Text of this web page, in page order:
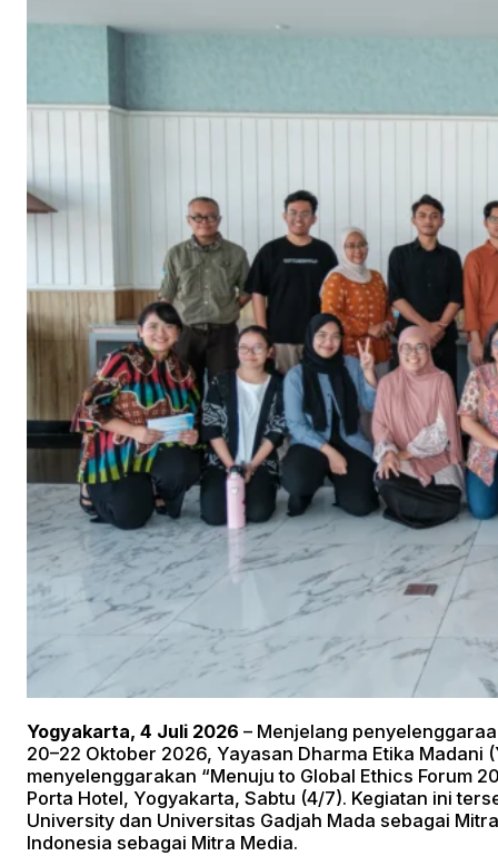
Yogyakarta, 4 Juli 2026 – Menjelang
20–22 Oktober 2026, Yayasan Dharma Etika Madani
menyelenggarakan “Menuju to Global Ethics Forum
Porta Hotel, Yogyakarta, Sabtu (4/7). Kegiatan ini
University dan Universitas Gadjah Mada sebagai
Indonesia sebagai Mitra Media.